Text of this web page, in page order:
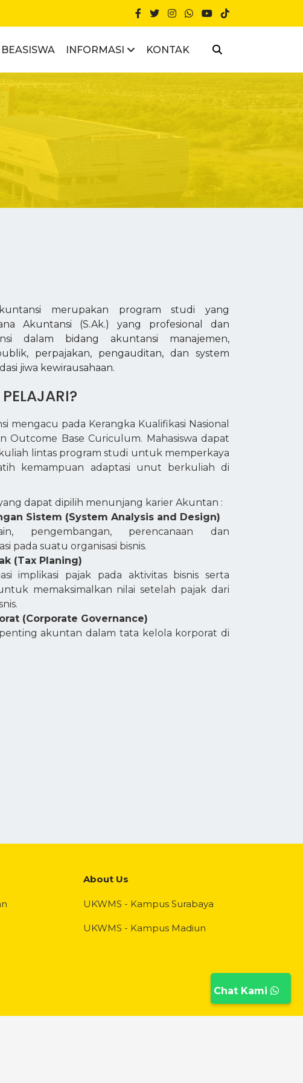
BEASISWA INFORMASI KONTAK
merupakan program studi yang
Akuntansi (S.Ak.) yang profesional dan
dalam bidang akuntansi manajemen,
perpajakan, pengauditan, dan system
jiwa kewirausahaan.
mengacu pada Kerangka Kualifikasi Nasional
Outcome Base Curiculum. Mahasiswa dapat
lintas program studi untuk memperkaya
kemampuan adaptasi unut berkuliah di
dapat dipilih menunjang karier Akuntan :
Sistem (System Analysis and Design)
pengembangan, perencanaan dan
pada suatu organisasi bisnis.
(Tax Planing)
implikasi pajak pada aktivitas bisnis serta
memaksimalkan nilai setelah pajak dari
(Corporate Governance)
akuntan dalam tata kelola korporat di
About Us
UKWMS - Kampus Surabaya
UKWMS - Kampus Madiun
Chat Kami